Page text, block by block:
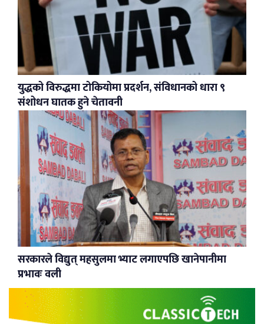
युद्धको विरुद्धमा टोकियोमा प्रदर्शन, संविधानको धारा ९
संशोधन घातक हुने चेतावनी
सरकारले विद्युत् महसुलमा भ्याट लगाएपछि खानेपानीमा
प्रभावः वली